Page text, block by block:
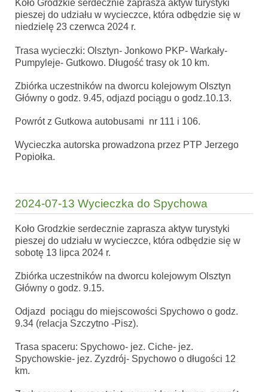
Koło Grodzkie serdecznie zaprasza aktyw turystyki
pieszej do udziału w wycieczce, która odbędzie się w
niedzielę 23 czerwca 2024 r.
Trasa wycieczki: Olsztyn- Jonkowo PKP- Warkały-
Pumpyleje- Gutkowo. Długość trasy ok 10 km.
Zbiórka uczestników na dworcu kolejowym Olsztyn
Główny o godz. 9.45, odjazd pociągu o godz.10.13.
Powrót z Gutkowa autobusami nr 111 i 106.
Wycieczka autorska prowadzona przez PTP Jerzego
Popiołka.
2024-07-13 Wycieczka do Spychowa
Koło Grodzkie serdecznie zaprasza aktyw turystyki
pieszej do udziału w wycieczce, która odbędzie się w
sobotę 13 lipca 2024 r.
Zbiórka uczestników na dworcu kolejowym Olsztyn
Główny o godz. 9.15.
Odjazd pociągu do miejscowości Spychowo o godz.
9.34 (relacja Szczytno -Pisz).
Trasa spaceru: Spychowo- jez. Ciche- jez.
Spychowskie- jez. Zyzdrój- Spychowo o długości 12
km.